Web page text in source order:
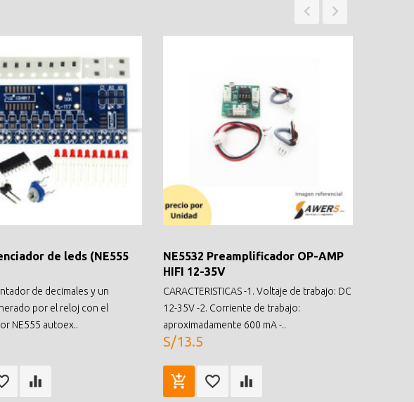
de leds (NE555
de decimales y un
por el reloj con el
NE555 autoex..
NE5532 Preamplificador OP-AMP
HIFI 12-35V
CARACTERISTICAS -1. Voltaje de trabajo: DC
12-35V -2. Corriente de trabajo:
aproximadamente 600 mA -..
S/13.5